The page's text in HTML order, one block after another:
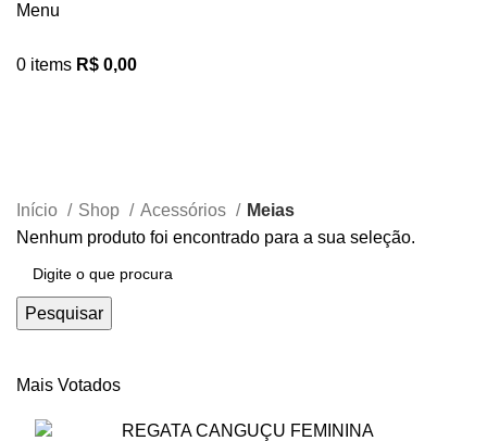
Menu
0 items R$ 0,00
Mais Votados
REGATA CANGUÇU FEMININA
Início Shop Acessórios
Meias
Nenhum produto foi encontrado para a sua seleção.
Pesquisar